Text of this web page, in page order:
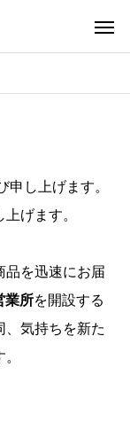
し上げます。
げます。
品を迅速にお届
業所を開設する
、気持ちを新た